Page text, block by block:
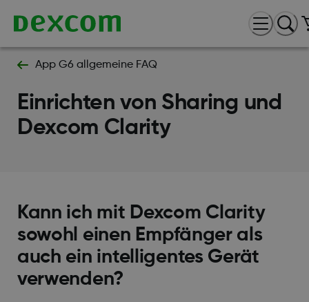
App G6 allgemeine FAQ
Einrichten von Sharing und
Dexcom Clarity
Kann ich mit Dexcom Clarity
sowohl einen Empfänger als
auch ein intelligentes Gerät
verwenden?